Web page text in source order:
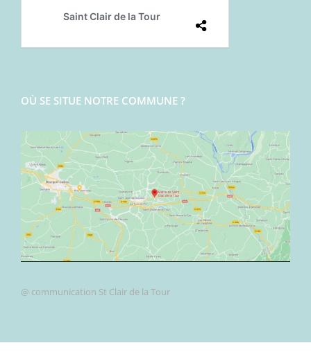
OÙ SE SITUE NOTRE COMMUNE ?
@ communication St Clair de la Tour